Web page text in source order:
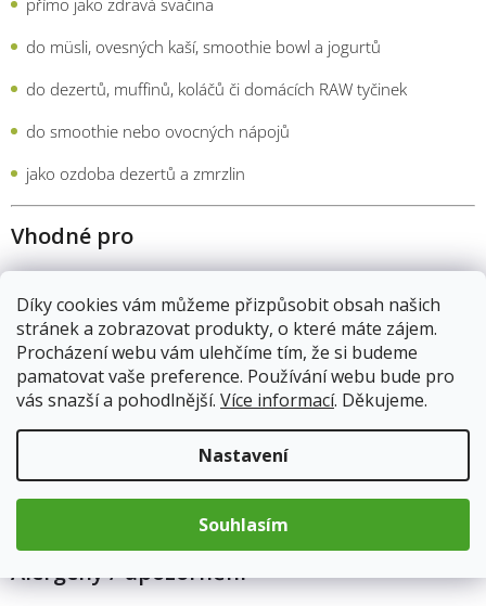
Díky cookies vám můžeme přizpůsobit obsah našich
stránek a zobrazovat produkty, o které máte zájem.
Procházení webu vám ulehčíme tím, že si budeme
pamatovat vaše preference. Používání webu bude pro
vás snazší a pohodlnější. Více informací. Děkujeme.
Nastavení
Souhlasím
do müsli, ovesných kaší, smoothie bowl a jogurtů
do dezertů, muffinů, koláčů či domácích RAW tyčinek
do smoothie nebo ovocných nápojů
jako ozdoba dezertů a zmrzlin
Vhodné pro
děti (od 3 let, kvůli žvýkání)
sportovce
vegany a vegetariány
milovníky exotických chutí
Osoby alergické naoxid siřičitý(součást složení jako
konzervant).
Alergeny / upozornění